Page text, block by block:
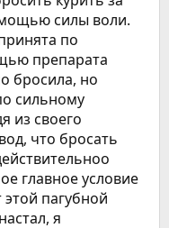
силы воли.
по
препарата
бросила, но
сильному
из своего
что бросать
главное условие
пагубной
я